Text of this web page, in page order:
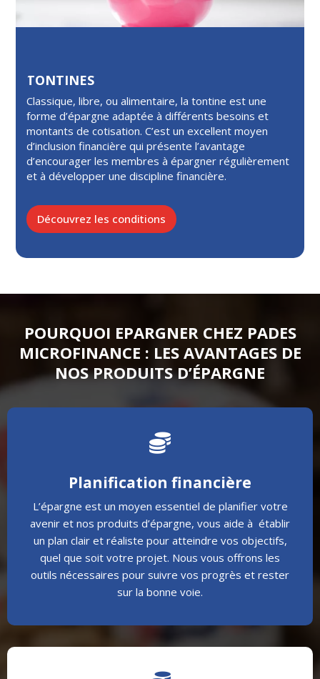
TONTINES
Classique, libre, ou alimentaire, la tontine est une
forme d’épargne adaptée à différents besoins et
montants de cotisation. C’est un excellent moyen
d’inclusion financière qui présente l’avantage
d’encourager les membres à épargner régulièrement
et à développer une discipline financière.
Découvrez les conditions
POURQUOI EPARGNER CHEZ PADES
MICROFINANCE : LES AVANTAGES DE
NOS PRODUITS D’ÉPARGNE

Planification financière
L’épargne est un moyen essentiel de planifier votre
avenir et nos produits d’épargne, vous aide à établir
un plan clair et réaliste pour atteindre vos objectifs,
quel que soit votre projet. Nous vous offrons les
outils nécessaires pour suivre vos progrès et rester
sur la bonne voie.